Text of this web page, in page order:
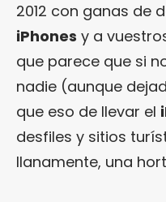
2012 con ganas de
iPhones y a
que parece que si
nadie (aunque
que eso de llevar el
desfiles y sitios
llanamente, una